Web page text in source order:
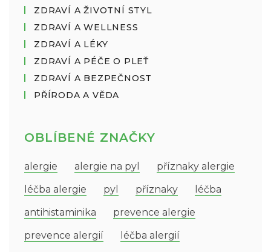
ZDRAVÍ A ŽIVOTNÍ STYL
ZDRAVÍ A WELLNESS
ZDRAVÍ A LÉKY
ZDRAVÍ A PÉČE O PLEŤ
ZDRAVÍ A BEZPEČNOST
PŘÍRODA A VĚDA
OBLÍBENÉ ZNAČKY
alergie alergie na pyl
příznaky alergie
léčba alergie
pyl příznaky
léčba
antihistaminika
prevence alergie
prevence alergií
léčba alergií